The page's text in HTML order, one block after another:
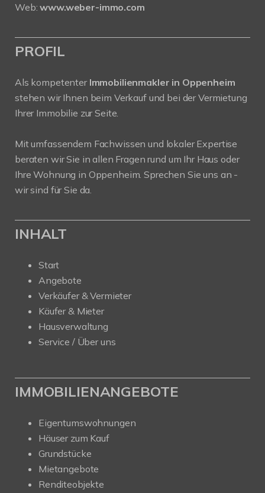
Web:www.weber-immo.com
PROFIL
Als kompetenter Immobilienmakler in Oppenheim
stehen wir Ihnen beim Verkauf und bei der Vermietung
Ihrer Immobilie zur Seite.
Mit umfassendem Fachwissen und lokaler Expertise
beraten wir Sie in allen Fragen rund um Ihr Haus oder
Ihre Wohnung in Oppenheim. Sprechen Sie uns an -
wir sind für Sie da.
INHALT
Start
Angebote
Verkäufer & Vermieter
Käufer & Mieter
Hausverwaltung
Service / Über uns
IMMOBILIENANGEBOTE
Eigentumswohnungen
Häuser zum Kauf
Grundstücke
Mietangebote
Renditeobjekte